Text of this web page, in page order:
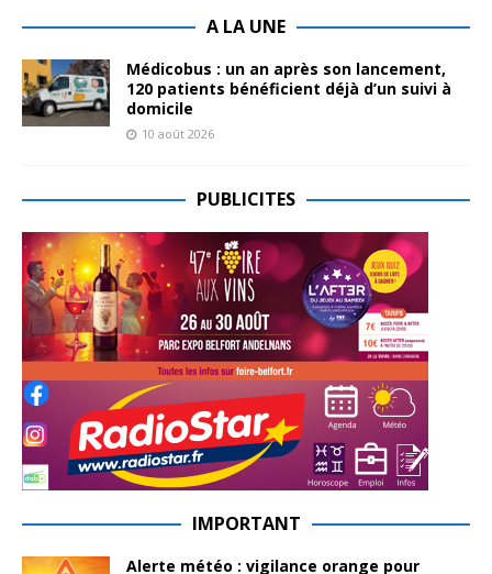
A LA UNE
Médicobus : un an après son lancement,
120 patients bénéficient déjà d’un suivi à
domicile
10 août 2026
PUBLICITES
IMPORTANT
Alerte météo : vigilance orange pour